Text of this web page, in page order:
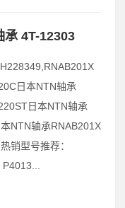
承 4T-12303
日本NTN轴承
日本NTN轴承
NTN轴承RNAB201X
销型号推荐：